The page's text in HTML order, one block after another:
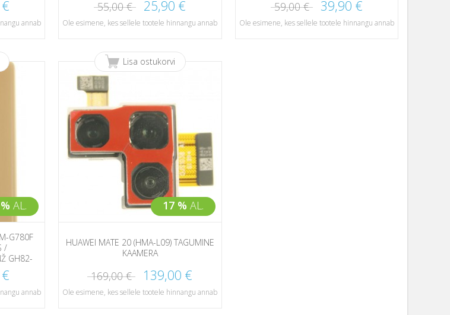
annab
55,00 € 25,90 €
Ole esimene, kes sellele tootele hinnangu annab
59,00 € 39,90 €
Ole esimene, kes sellele tootele hinnangu annab
AL.
G780F
/
GH82-
annab
17 % AL.
Lisa ostukorvi
HUAWEI MATE 20 (HMA-L09) TAGUMINE
KAAMERA
169,00 € 139,00 €
Ole esimene, kes sellele tootele hinnangu annab